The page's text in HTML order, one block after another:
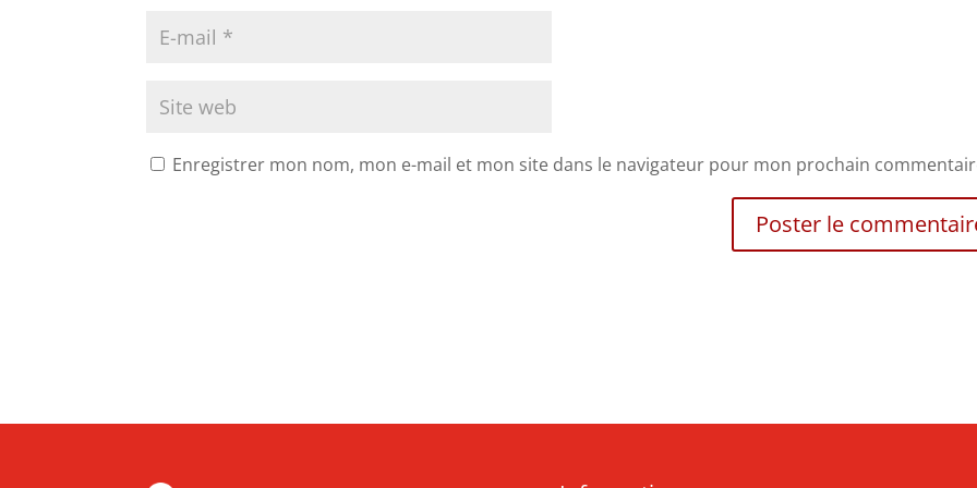
Enregistrer mon nom, mon e-mail et mon site dans le navigateur pour mon prochain